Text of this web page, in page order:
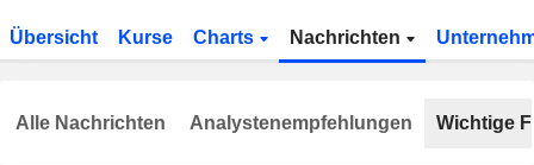
Übersicht Kurse Charts Nachrichten
Alle Nachrichten Analystenempfehlungen Wichtige